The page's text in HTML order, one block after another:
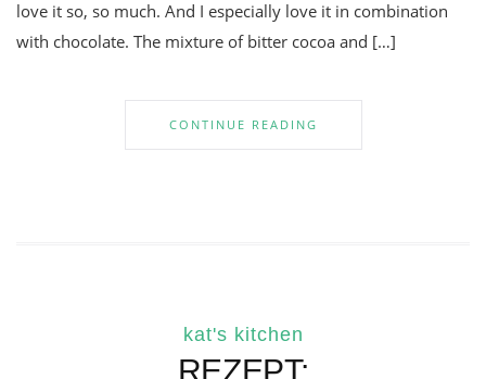
love it so, so much. And I especially love it in combination
with chocolate. The mixture of bitter cocoa and […]
CONTINUE READING
kat's kitchen
REZEPT: